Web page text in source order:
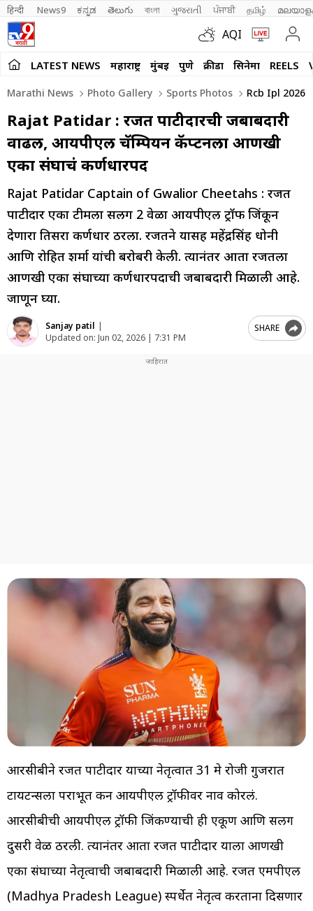
हिन्दी News9 ಕನ್ನಡ తెలుగు বাংলা ગુજરાતી ਪੰਜਾਬੀ தமிழ்
AQI
LATEST NEWS महाराष्ट्र मुंबई पुणे क्रीडा सिनेमा REELS
Marathi News Photo Gallery Sports Photos Rcb Ipl 2026
Rajat Patidar : रजत पाटीदारची जबाबदारी
वाढली, आयपीएल चॅम्पियन कॅप्टनला आणखी
एका संघाचं कर्णधारपद
Rajat Patidar Captain of Gwalior Cheetahs : रजत
पाटीदार एका टीमला सलग 2 वेळा आयपीएल ट्रॉफी जिंकून
देणारा तिसरा कर्णधार ठरला. रजतने यासह महेंद्रसिंह धोनी
आणि रोहित शर्मा यांची बरोबरी केली. त्यानंतर आता रजतला
आणखी एका संघाच्या कर्णधारपदाची जबाबदारी मिळाली आहे.
जाणून घ्या.
Sanjay patil |
Updated on: Jun 02, 2026 | 7:31 PM
SHARE
आरसीबीने रजत पाटीदार याच्या नेतृत्वात 31 मे रोजी गुजरात
टायटन्सला पराभूत करुन आयपीएल ट्रॉफीवर नाव कोरलं.
आरसीबीची आयपीएल ट्रॉफी जिंकण्याची ही एकूण आणि सलग
दुसरी वेळ ठरली. त्यानंतर आता रजत पाटीदार याला आणखी
एका संघाच्या नेतृत्वाची जबाबदारी मिळाली आहे. रजत एमपीएल
(Madhya Pradesh League) स्पर्धेत नेतृत्व करताना दिसणार